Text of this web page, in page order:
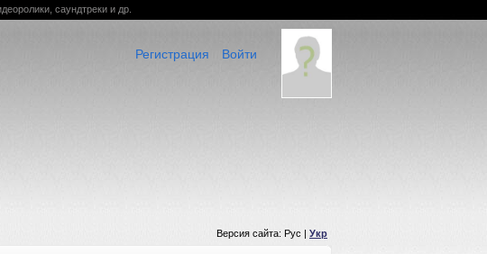
саундтреки и др.
Войти
Регистрация
Версия сайта: Рус | Укр